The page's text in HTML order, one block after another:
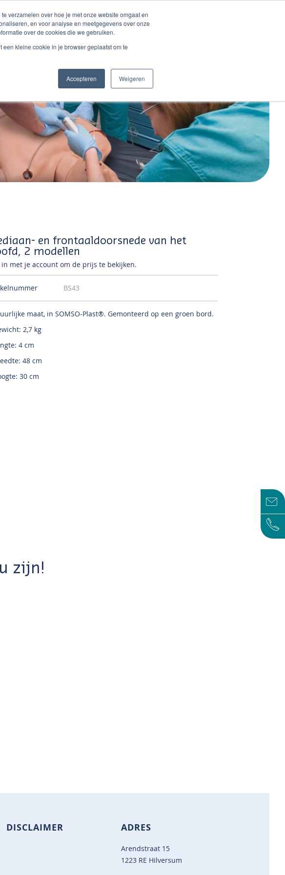
verzamelen over hoe je met onze website omgaat en
en voor analyse en meetgegevens over onze
over de cookies die we gebruiken.
kleine cookie in je browser geplaatst om te
Accepteren Weigeren
en frontaaldoorsnede van het
2 modellen
in met je account om de prijs te bekijken.
BS43
maat, in SOMSO-Plast®.Gemonteerd op een groen bord.
2,7 kg
4 cm
48 cm
30 cm
zijn!
DISCLAIMER ADRES
Arendstraat 15
1223 RE Hilversum